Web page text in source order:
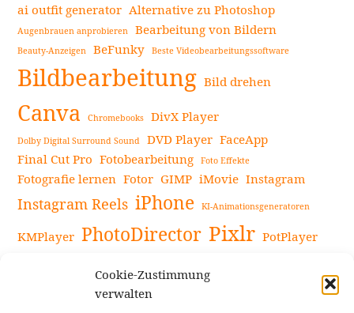
Cookie-Zustimmung
verwalten
ai outfit generator Alternative zu Photoshop
Augenbrauen anprobieren Bearbeitung von Bildern
Beauty-Anzeigen BeFunky Beste Videobearbeitungssoftware
Bildbearbeitung Bild drehen
Canva Chromebooks DivX Player
Dolby Digital Surround Sound DVD Player FaceApp
Final Cut Pro Fotobearbeitung Foto Effekte
Fotografie lernen Fotor GIMP iMovie Instagram
Instagram Reels iPhone KI-Animationsgeneratoren
KMPlayer PhotoDirector Pixlr PotPlayer
Snapseed